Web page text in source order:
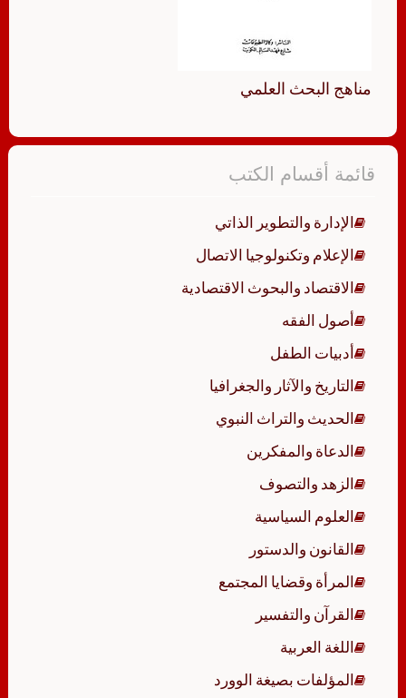
مناهج البحث العلمي
قائمة أقسام الكتب
الإدارة والتطوير الذاتي
الإعلام وتكنولوجيا الاتصال
الاقتصاد والبحوث الاقتصادية
أصول الفقه
أدبيات الطفل
التاريخ والآثار والجغرافيا
الحديث والتراث النبوي
الدعاة والمفكرين
الزهد والتصوف
العلوم السياسية
القانون والدستور
المرأة وقضايا المجتمع
القرآن والتفسير
اللغة العربية
المؤلفات بصيغة الوورد